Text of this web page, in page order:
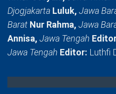
Djogjakarta Luluk, Jawa
Barat Nur Rahma, Jawa
Annisa, Jawa Tengah
Jawa Tengah Editor: Luthfi